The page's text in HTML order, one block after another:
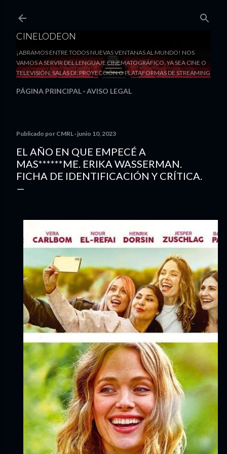
CINELODEON
¡ABRAMOS ENTRE TODOS NUEVAS VENTANAS AL MUNDO! NOS
VAMOS A SERVIR DEL LENGUAJE CINEMATOGRÁFICO, YA SEA CINE O
TELEVISIÓN, SALAS DE PROYECCIÓN O PLATAFORMAS DE STREAMING
PÁGINA PRINCIPAL AVISO LEGAL
Publicado por CMRL junio 10, 2023
EL AÑO EN QUE EMPECÉ A
MAS******ME. ERIKA WASSERMAN.
FICHA DE IDENTIFICACIÓN Y CRÍTICA.